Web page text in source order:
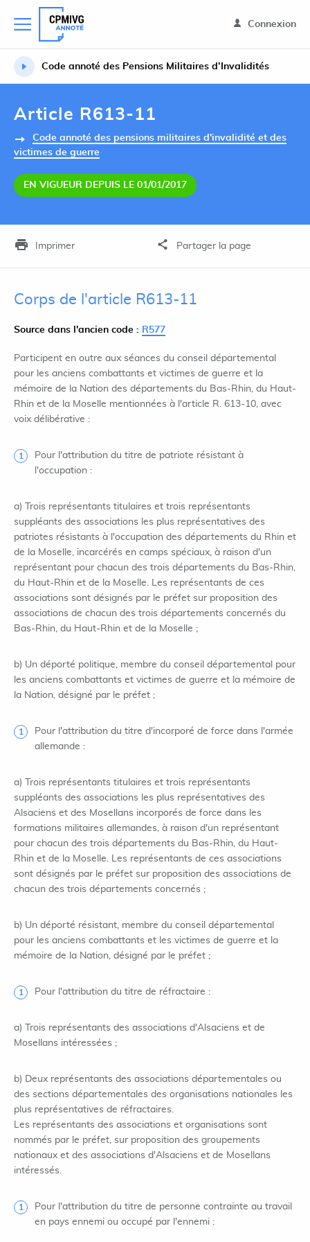
Connexion
Code annoté des Pensions Militaires d’Invalidités
Article R613-11
Code annoté des pensions militaires d'invalidité et des
victimes de guerre
EN VIGUEUR DEPUIS LE 01/01/2017
Imprimer Partager la page
Corps de l'article R613-11
Source dans l'ancien code : R577
Participent en outre aux séances du conseil départemental
pour les anciens combattants et victimes de guerre et la
mémoire de la Nation des départements du Bas-Rhin, du Haut-
Rhin et de la Moselle mentionnées à l'article R. 613-10, avec
voix délibérative :
Pour l'attribution du titre de patriote résistant à
l'occupation :
a) Trois représentants titulaires et trois représentants
suppléants des associations les plus représentatives des
patriotes résistants à l'occupation des départements du Rhin et
de la Moselle, incarcérés en camps spéciaux, à raison d'un
représentant pour chacun des trois départements du Bas-Rhin,
du Haut-Rhin et de la Moselle. Les représentants de ces
associations sont désignés par le préfet sur proposition des
associations de chacun des trois départements concernés du
Bas-Rhin, du Haut-Rhin et de la Moselle ;
b) Un déporté politique, membre du conseil départemental pour
les anciens combattants et victimes de guerre et la mémoire de
la Nation, désigné par le préfet ;
Pour l'attribution du titre d'incorporé de force dans l'armée
allemande :
a) Trois représentants titulaires et trois représentants
suppléants des associations les plus représentatives des
Alsaciens et des Mosellans incorporés de force dans les
formations militaires allemandes, à raison d'un représentant
pour chacun des trois départements du Bas-Rhin, du Haut-
Rhin et de la Moselle. Les représentants de ces associations
sont désignés par le préfet sur proposition des associations de
chacun des trois départements concernés ;
b) Un déporté résistant, membre du conseil départemental
pour les anciens combattants et les victimes de guerre et la
mémoire de la Nation, désigné par le préfet ;
Pour l'attribution du titre de réfractaire :
a) Trois représentants des associations d'Alsaciens et de
Mosellans intéressées ;
b) Deux représentants des associations départementales ou
des sections départementales des organisations nationales les
plus représentatives de réfractaires.
Les représentants des associations et organisations sont
nommés par le préfet, sur proposition des groupements
nationaux et des associations d'Alsaciens et de Mosellans
intéressés.
Pour l'attribution du titre de personne contrainte au travail
en pays ennemi ou occupé par l'ennemi :